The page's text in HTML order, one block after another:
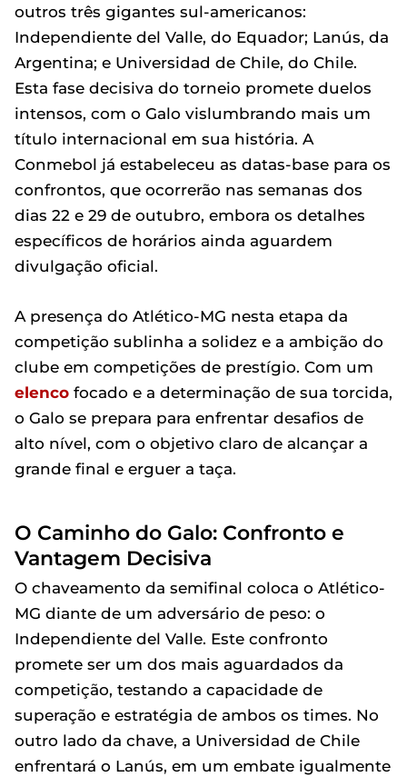
outros três gigantes sul-americanos:
Independiente del Valle, do Equador; Lanús, da
Argentina; e Universidad de Chile, do Chile.
Esta fase decisiva do torneio promete duelos
intensos, com o Galo vislumbrando mais um
título internacional em sua história. A
Conmebol já estabeleceu as datas-base para os
confrontos, que ocorrerão nas semanas dos
dias 22 e 29 de outubro, embora os detalhes
específicos de horários ainda aguardem
divulgação oficial.
A presença do Atlético-MG nesta etapa da
competição sublinha a solidez e a ambição do
clube em competições de prestígio. Com um
elenco focado e a determinação de sua torcida,
o Galo se prepara para enfrentar desafios de
alto nível, com o objetivo claro de alcançar a
grande final e erguer a taça.
O Caminho do Galo: Confronto e
Vantagem Decisiva
O chaveamento da semifinal coloca o Atlético-
MG diante de um adversário de peso: o
Independiente del Valle. Este confronto
promete ser um dos mais aguardados da
competição, testando a capacidade de
superação e estratégia de ambos os times. No
outro lado da chave, a Universidad de Chile
enfrentará o Lanús, em um embate igualmente